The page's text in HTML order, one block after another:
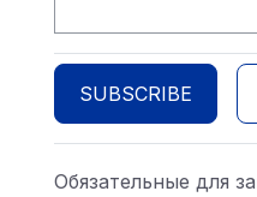
Обязательные для